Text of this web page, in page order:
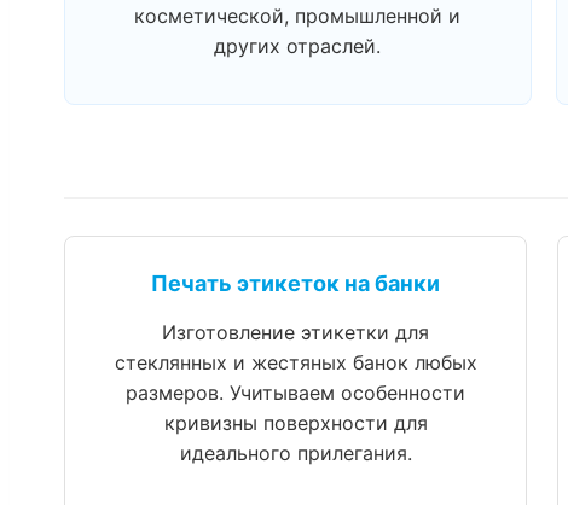
косметической, промышленной и
других отраслей.
Печать этикеток на банки
Изготовление этикетки для
стеклянных и жестяных банок любых
размеров. Учитываем особенности
кривизны поверхности для
идеального прилегания.